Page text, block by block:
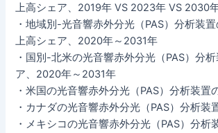
上高シェア、2019年 VS 2023年 VS 2030
・地域別-光音響赤外分光（PAS）分析装
上高シェア、2020年～2031年
・国別-北米の光音響赤外分光（PAS）分
ア、2020年～2031年
・米国の光音響赤外分光（PAS）分析装置
・カナダの光音響赤外分光（PAS）分析装
・メキシコの光音響赤外分光（PAS）分析